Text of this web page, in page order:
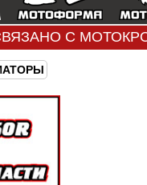
СВЯЗАНО С